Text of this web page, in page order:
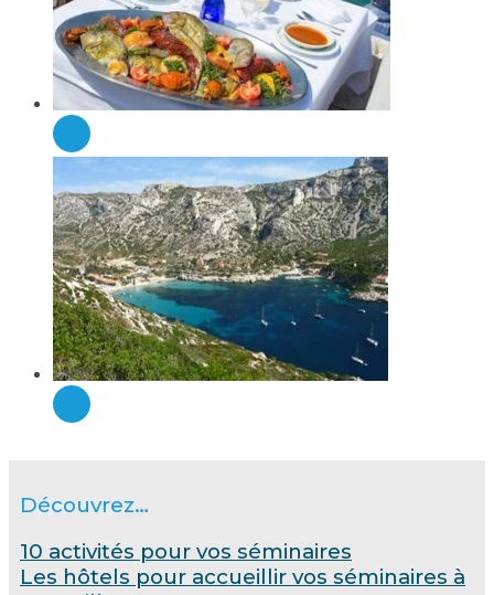
Découvrez…
10 activités pour vos séminaires
Les hôtels pour accueillir vos séminaires à